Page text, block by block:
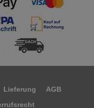
Lieferung
AGB